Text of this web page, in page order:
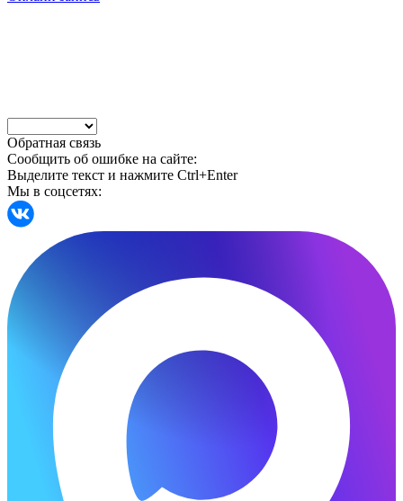
Обратная связь
Сообщить об ошибке на сайте:
Выделите текст и нажмите Ctrl+Enter
Мы в соцсетях: